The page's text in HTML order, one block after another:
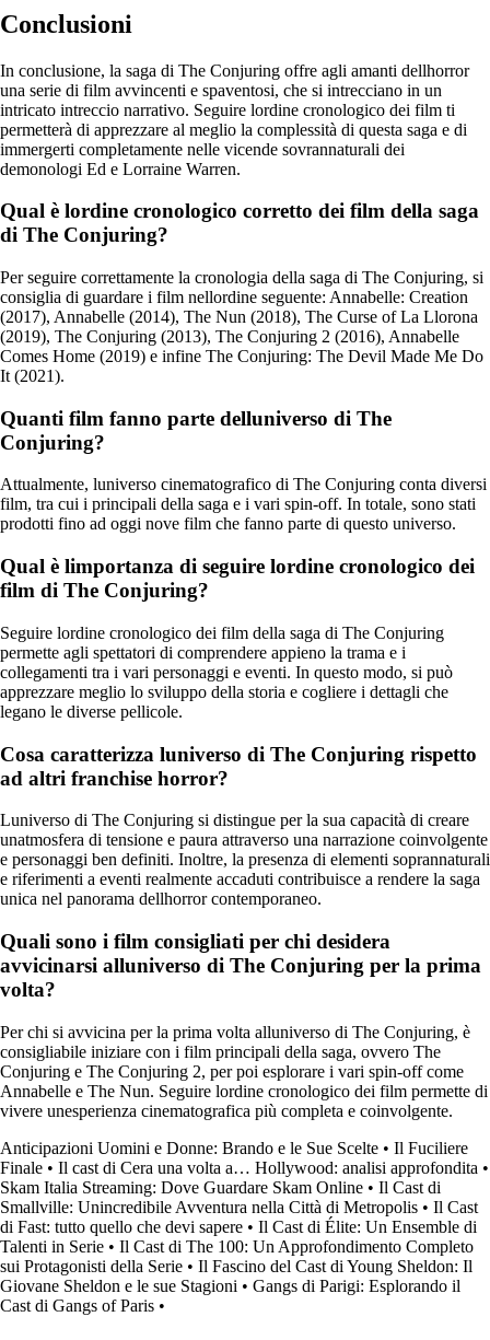
Conclusioni
In conclusione, la saga di The Conjuring offre agli amanti dellhorror
una serie di film avvincenti e spaventosi, che si intrecciano in un
intricato intreccio narrativo. Seguire lordine cronologico dei film ti
permetterà di apprezzare al meglio la complessità di questa saga e di
immergerti completamente nelle vicende sovrannaturali dei
demonologi Ed e Lorraine Warren.
Qual è lordine cronologico corretto dei film della saga
di The Conjuring?
Per seguire correttamente la cronologia della saga di The Conjuring, si
consiglia di guardare i film nellordine seguente: Annabelle: Creation
(2017), Annabelle (2014), The Nun (2018), The Curse of La Llorona
(2019), The Conjuring (2013), The Conjuring 2 (2016), Annabelle
Comes Home (2019) e infine The Conjuring: The Devil Made Me Do
It (2021).
Quanti film fanno parte delluniverso di The
Conjuring?
Attualmente, luniverso cinematografico di The Conjuring conta diversi
film, tra cui i principali della saga e i vari spin-off. In totale, sono stati
prodotti fino ad oggi nove film che fanno parte di questo universo.
Qual è limportanza di seguire lordine cronologico dei
film di The Conjuring?
Seguire lordine cronologico dei film della saga di The Conjuring
permette agli spettatori di comprendere appieno la trama e i
collegamenti tra i vari personaggi e eventi. In questo modo, si può
apprezzare meglio lo sviluppo della storia e cogliere i dettagli che
legano le diverse pellicole.
Cosa caratterizza luniverso di The Conjuring rispetto
ad altri franchise horror?
Luniverso di The Conjuring si distingue per la sua capacità di creare
unatmosfera di tensione e paura attraverso una narrazione coinvolgente
e personaggi ben definiti. Inoltre, la presenza di elementi soprannaturali
e riferimenti a eventi realmente accaduti contribuisce a rendere la saga
unica nel panorama dellhorror contemporaneo.
Quali sono i film consigliati per chi desidera
avvicinarsi alluniverso di The Conjuring per la prima
volta?
Per chi si avvicina per la prima volta alluniverso di The Conjuring, è
consigliabile iniziare con i film principali della saga, ovvero The
Conjuring e The Conjuring 2, per poi esplorare i vari spin-off come
Annabelle e The Nun. Seguire lordine cronologico dei film permette di
vivere unesperienza cinematografica più completa e coinvolgente.
Anticipazioni Uomini e Donne: Brando e le Sue Scelte • Il Fuciliere
Finale • Il cast di Cera una volta a… Hollywood: analisi approfondita •
Skam Italia Streaming: Dove Guardare Skam Online • Il Cast di
Smallville: Unincredibile Avventura nella Città di Metropolis • Il Cast
di Fast: tutto quello che devi sapere • Il Cast di Élite: Un Ensemble di
Talenti in Serie • Il Cast di The 100: Un Approfondimento Completo
sui Protagonisti della Serie • Il Fascino del Cast di Young Sheldon: Il
Giovane Sheldon e le sue Stagioni • Gangs di Parigi: Esplorando il
Cast di Gangs of Paris •